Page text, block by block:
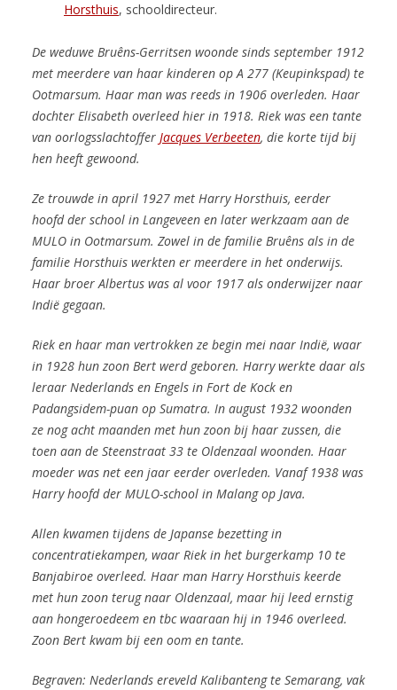
Horsthuis, schooldirecteur.
De weduwe Bruêns-Gerritsen woonde sinds september 1912
met meerdere van haar kinderen op A 277 (Keupinkspad) te
Ootmarsum. Haar man was reeds in 1906 overleden. Haar
dochter Elisabeth overleed hier in 1918. Riek was een tante
van oorlogsslachtoffer Jacques Verbeeten, die korte tijd bij
hen heeft gewoond.
Ze trouwde in april 1927 met Harry Horsthuis, eerder
hoofd der school in Langeveen en later werkzaam aan de
MULO in Ootmarsum. Zowel in de familie Bruêns als in de
familie Horsthuis werkten er meerdere in het onderwijs.
Haar broer Albertus was al voor 1917 als onderwijzer naar
Indië gegaan.
Riek en haar man vertrokken ze begin mei naar Indië, waar
in 1928 hun zoon Bert werd geboren. Harry werkte daar als
leraar Nederlands en Engels in Fort de Kock en
Padangsidem-puan op Sumatra. In august 1932 woonden
ze nog acht maanden met hun zoon bij haar zussen, die
toen aan de Steenstraat 33 te Oldenzaal woonden. Haar
moeder was net een jaar eerder overleden. Vanaf 1938 was
Harry hoofd der MULO-school in Malang op Java.
Allen kwamen tijdens de Japanse bezetting in
concentratiekampen, waar Riek in het burgerkamp 10 te
Banjabiroe overleed. Haar man Harry Horsthuis keerde
met hun zoon terug naar Oldenzaal, maar hij leed ernstig
aan hongeroedeem en tbc waaraan hij in 1946 overleed.
Zoon Bert kwam bij een oom en tante.
Begraven: Nederlands ereveld Kalibanteng te Semarang, vak